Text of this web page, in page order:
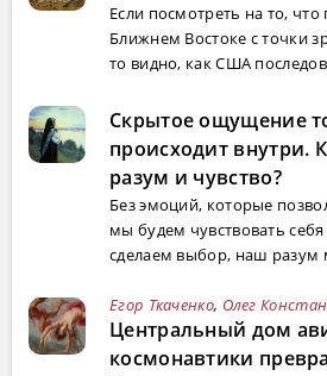
Если посмотреть на то,
Ближнем Востоке с точки
то видно, как США
Скрытое ощущение
происходит внутри.
разум и чувство?
Без эмоций, которые
мы будем чувствовать себя
сделаем выбор, наш разум
Егор Ткаченко, Олег
Центральный дом
космонавтики